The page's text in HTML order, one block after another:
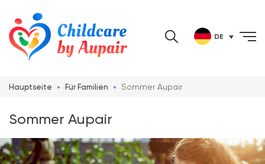
DE
Hauptseite Für Familien Sommer Aupair
Sommer Aupair